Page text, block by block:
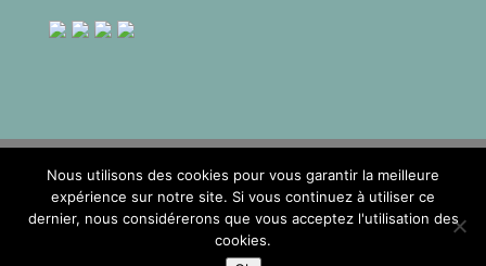
2017©Temps de Rêve -Mentions
Nous utilisons des cookies pour vous garantir la meilleure
expérience sur notre site. Si vous continuez à utiliser ce
dernier, nous considérerons que vous acceptez l'utilisation des
cookies.